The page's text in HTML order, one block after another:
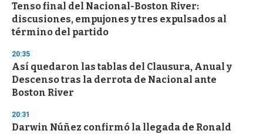
Tenso final del Nacional-Boston River:
discusiones, empujones y tres expulsados al
término del partido
20:35
Así quedaron las tablas del Clausura, Anual y
Descenso tras la derrota de Nacional ante
Boston River
20:31
Darwin Núñez confirmó la llegada de Ronald